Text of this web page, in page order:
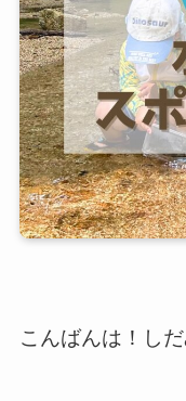
こんばんは！し